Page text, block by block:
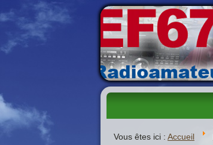
Vous êtes ici : Accueil